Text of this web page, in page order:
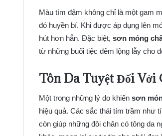
Màu tím đậm không chỉ là một gam
đó huyền bí. Khi được áp dụng lên
hút hơn hẳn. Đặc biệt, sơn móng
từ những buổi tiệc đêm lộng lẫy cho
Tôn Da Tuyệt Đối
Một trong những lý do khiến sơn
hiệu quả. Các sắc thái tím trầm như
còn giúp những đôi chân có tông da